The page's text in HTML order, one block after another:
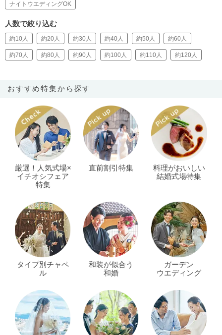
ナイトウエディングOK
人数で絞り込む
約10人 約20人 約30人 約40人 約50人 約60人
約70人 約80人 約90人 約100人 約110人 約120人
おすすめ特集から探す
厳選！人気式場×
イチオシフェア
特集
直前割引特集
料理がおいしい
結婚式場特集
タイプ別チャペ
ル
和装が似合う
和婚
ガーデン
ウエディング